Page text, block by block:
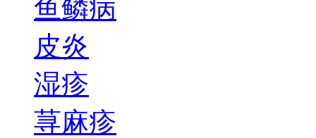
鱼鳞病
皮炎
湿疹
荨麻疹